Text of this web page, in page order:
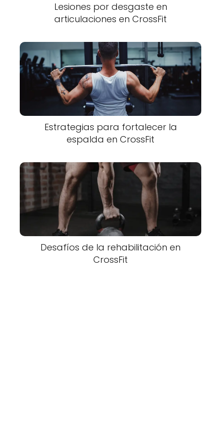
Lesiones por desgaste en
articulaciones en CrossFit
Estrategias para fortalecer la
espalda en CrossFit
Desafíos de la rehabilitación en
CrossFit